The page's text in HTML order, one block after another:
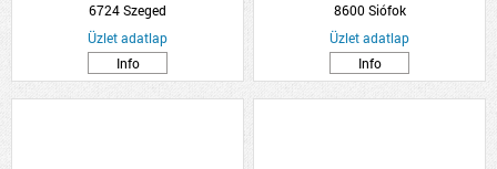
6724 Szeged
Üzlet adatlap
Info
8600 Siófok
Üzlet adatlap
Info